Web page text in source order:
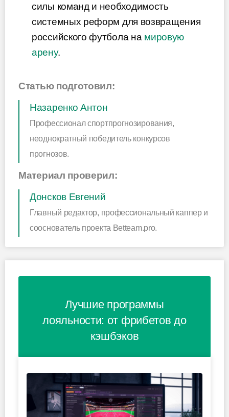
силы команд и необходимость
системных реформ для возвращения
российского футбола на мировую
арену.
Статью подготовил:
Назаренко Антон
Профессионал спортпрогнозирования,
неоднократный победитель конкурсов
прогнозов.
Материал проверил:
Донсков Евгений
Главный редактор, профессиональный каппер и
сооснователь проекта Betteam.pro.
Лучшие программы
лояльности: от фрибетов до
кэшбэков